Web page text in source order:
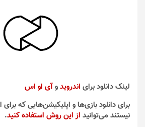
لینک دانلود برای اندرویدوآی او اس
برای دانلود بازی‌ها و اپلیکیشن‌هایی که
نیستند می‌توانید از این روش استفاده کنید.